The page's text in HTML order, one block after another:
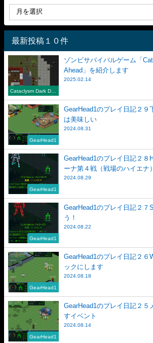
最新投稿１０件
Cataclysm Dark Day
ゾンビサバイバルゲーム「
Ahead」を紹介します
2025.02.14
GearHead1
GearHead1のプレイ日記２９
は美味しい
2024.08.31
GearHead1
GearHead1のプレイ日記２８
ーナ第４戦（戦場のハイエナ）
2024.08.29
GearHead1
GearHead1のプレイ日記２７
う！
2024.08.22
GearHead1
GearHead1のプレイ日記２６
ックにします
2024.08.18
GearHead1
GearHead1のプレイ日記２５
すイベント
2024.08.14